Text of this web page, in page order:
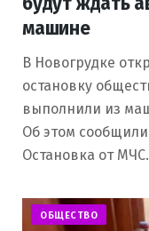
машине
В Новогрудке
остановку
выполнили из
Об этом
Остановка от
ОБЩЕСТВО